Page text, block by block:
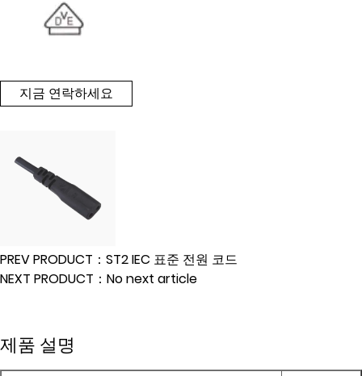
지금 연락하세요
PREV PRODUCT：ST2 IEC 표준 전원 코드
NEXT PRODUCT：No next article
제품 설명